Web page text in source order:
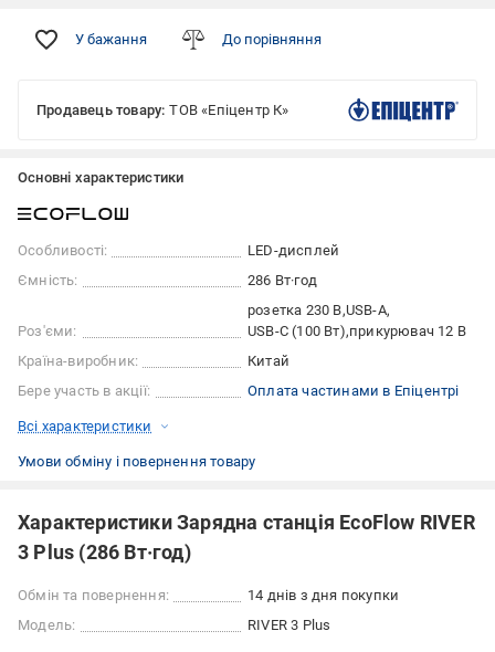
У бажання До порівняння
Продавець товару: ТОВ «Епіцентр К»
Основні характеристики
Особливості:
LED-дисплей
Ємність:
286 Вт·год
Роз'єми:
розетка 230 В USB-A
USB-C (100 Вт) прикурювач 12 В
Країна-виробник:
Китай
Бере участь в акції:
Оплата частинами в Епіцентрі
Всі характеристики
Умови обміну і повернення товару
Характеристики Зарядна станція EcoFlow RIVER
3 Plus (286 Вт·год)
Обмін та повернення:
14 днів з дня покупки
Модель:
RIVER 3 Plus